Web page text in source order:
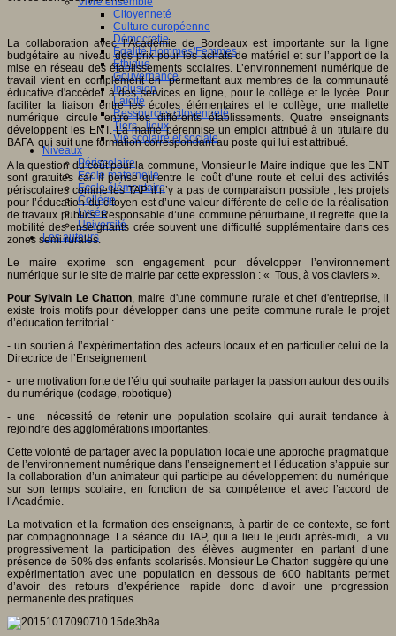
Citoyenneté
Culture européenne
Démocratie
Egalité Hommes/Femmes
Ethique
Gouvernance
Inclusion
Laïcité
Ressources citoyenneté
Tiers - lieux
Vie scolaire et sociale
Niveaux
Périscolaire
Ecole maternelle
Ecole élémentaire
Collège
Lycée
Université
Les auteurs
La collaboration avec l’Académie de Bordeaux est importante sur la ligne
budgétaire au niveau des prix pour les achats de matériel et sur l’apport de la
mise en réseau des établissements scolaires. L’environnement numérique de
travail vient en complément en permettant aux membres de la communauté
éducative d'accéder à des services en ligne, pour le collège et le lycée. Pour
faciliter la liaison entre les écoles élémentaires et le collège, une mallette
numérique circule entre les différents établissements. Quatre enseignants
développent les ENT. La mairie pérennise un emploi attribué à un titulaire du
BAFA qui suit une formation correspondant au poste qui lui est attribué.
A la question du coût pour la commune, Monsieur le Maire indique que les ENT
sont gratuites car il pense qu’entre le coût d’une route et celui des activités
périscolaires comme les TAP il n’y a pas de comparaison possible ; les projets
pour l’éducation du citoyen est d’une valeur différente de celle de la réalisation
de travaux publics. Responsable d’une commune périurbaine, il regrette que la
mobilité des enseignants crée souvent une difficulté supplémentaire dans ces
zones semi rurales.
Le maire exprime son engagement pour développer l’environnement
numérique sur le site de mairie par cette expression : « Tous, à vos claviers ».
Pour Sylvain Le Chatton, maire d'une commune rurale et chef d'entreprise, il
existe trois motifs pour développer dans une petite commune rurale le projet
d’éducation territorial :
- un soutien à l’expérimentation des acteurs locaux et en particulier celui de la
Directrice de l’Enseignement
- une motivation forte de l’élu qui souhaite partager la passion autour des outils
du numérique (codage, robotique)
- une nécessité de retenir une population scolaire qui aurait tendance à
rejoindre des agglomérations importantes.
Cette volonté de partager avec la population locale une approche pragmatique
de l’environnement numérique dans l’enseignement et l’éducation s’appuie sur
la collaboration d’un animateur qui participe au développement du numérique
sur son temps scolaire, en fonction de sa compétence et avec l’accord de
l’Académie.
La motivation et la formation des enseignants, à partir de ce contexte, se font
par compagnonnage. La séance du TAP, qui a lieu le jeudi après-midi, a vu
progressivement la participation des élèves augmenter en partant d’une
présence de 50% des enfants scolarisés. Monsieur Le Chatton suggère qu’une
expérimentation avec une population en dessous de 600 habitants permet
d’avoir des retours d’expérience rapide donc d’avoir une progression
permanente des pratiques.